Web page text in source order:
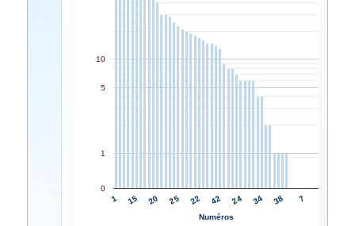
1 15 20 25 22 42 24 34 38 7
0
1
5
10
Numéros